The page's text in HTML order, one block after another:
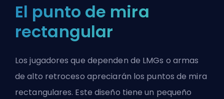
El punto de mira
rectangular
Los jugadores que dependen de LMGs o armas
de alto retroceso apreciarán los puntos de mira
rectangulares. Este diseño tiene un pequeño